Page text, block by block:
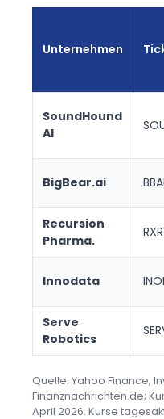
Unternehmen
SoundHound
AI
BigBear.ai BBAI
Recursion
Pharma.
Innodata
Serve
Robotics
Quelle: Yahoo Finance,
Finanznachrichten.de;
April 2026. Kurse